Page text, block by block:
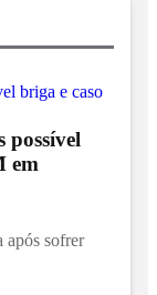
possível
em
após sofrer